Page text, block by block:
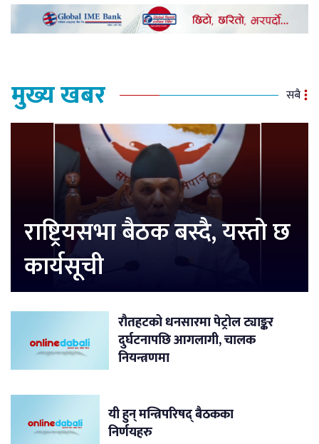
मुख्य खबर सबै
राष्ट्रियसभा बैठक बस्दै, यस्तो छ
कार्यसूची
रौतहटको धनसारमा पेट्रोल ट्याङ्कर
दुर्घटनापछि आगलागी, चालक
नियन्त्रणमा
यी हुन् मन्त्रिपरिषद् बैठकका
निर्णयहरु